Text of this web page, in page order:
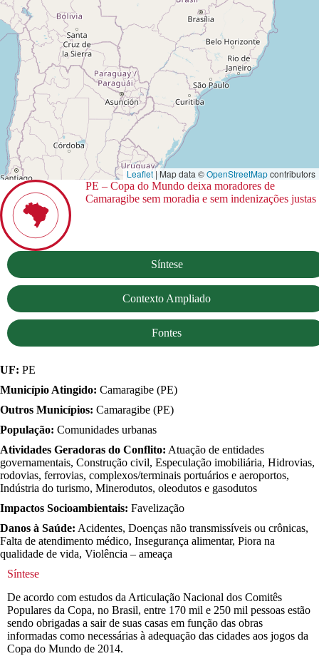
Leaflet | Map data ©OpenStreetMapcontributors
PE – Copa do Mundo deixa moradores de
Camaragibe sem moradia e sem indenizações justas
Síntese
Contexto Ampliado
Fontes
UF: PE
Município Atingido: Camaragibe (PE)
Outros Municípios: Camaragibe (PE)
População: Comunidades urbanas
Atividades Geradoras do Conflito: Atuação de entidades
governamentais, Construção civil, Especulação imobiliária, Hidrovias,
rodovias, ferrovias, complexos/terminais portuários e aeroportos,
Indústria do turismo, Minerodutos, oleodutos e gasodutos
Impactos Socioambientais: Favelização
Danos à Saúde: Acidentes, Doenças não transmissíveis ou crônicas,
Falta de atendimento médico, Insegurança alimentar, Piora na
qualidade de vida, Violência – ameaça
Síntese
De acordo com estudos da Articulação Nacional dos Comitês
Populares da Copa, no Brasil, entre 170 mil e 250 mil pessoas estão
sendo obrigadas a sair de suas casas em função das obras
informadas como necessárias à adequação das cidades aos jogos da
Copa do Mundo de 2014.